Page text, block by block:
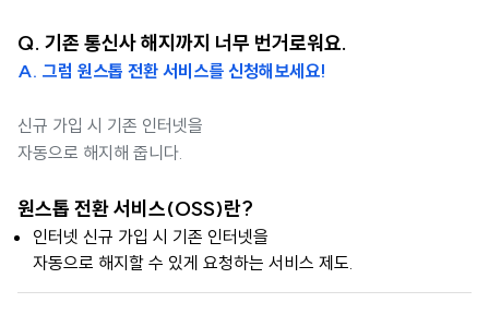
Q. 기존 통신사 해지까지 너무 번거로워요.
A. 그럼 원스톱 전환 서비스를 신청해보세요!
신규 가입 시 기존 인터넷을
자동으로 해지해 줍니다.
원스톱 전환 서비스(OSS)란?
인터넷 신규 가입 시 기존 인터넷을
자동으로 해지할 수 있게 요청하는 서비스 제도.